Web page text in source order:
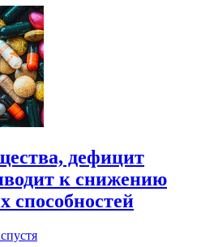
дефицит
к снижению
способностей